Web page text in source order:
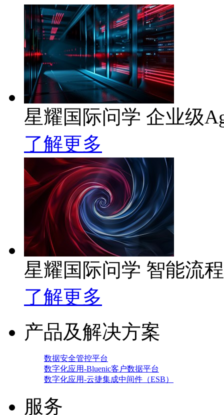
星耀国际问学 企业级
了解更多
星耀国际问学 智能流
了解更多
产品及解决方案
数据安全管控平台
数字化应用-Bluenic客户数据平台
数字化应用-云捷集成中间件（ESB）
服务